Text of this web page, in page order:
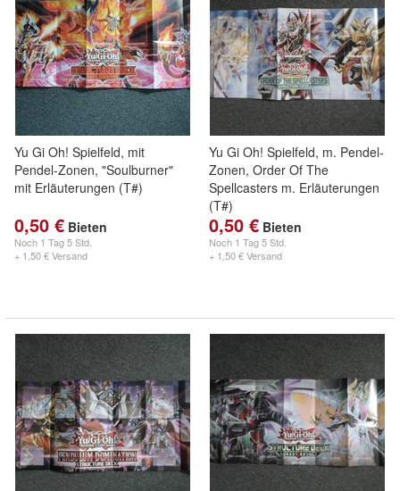
Yu Gi Oh! Spielfeld, mit
Pendel-Zonen, "Soulburner"
mit Erläuterungen (T#)
0,50 € Bieten
Noch 1 Tag 5 Std.
+ 1,50 € Versand
Yu Gi Oh! Spielfeld, m. Pendel-
Zonen, Order Of The
Spellcasters m. Erläuterungen
(T#)
0,50 € Bieten
Noch 1 Tag 5 Std.
+ 1,50 € Versand